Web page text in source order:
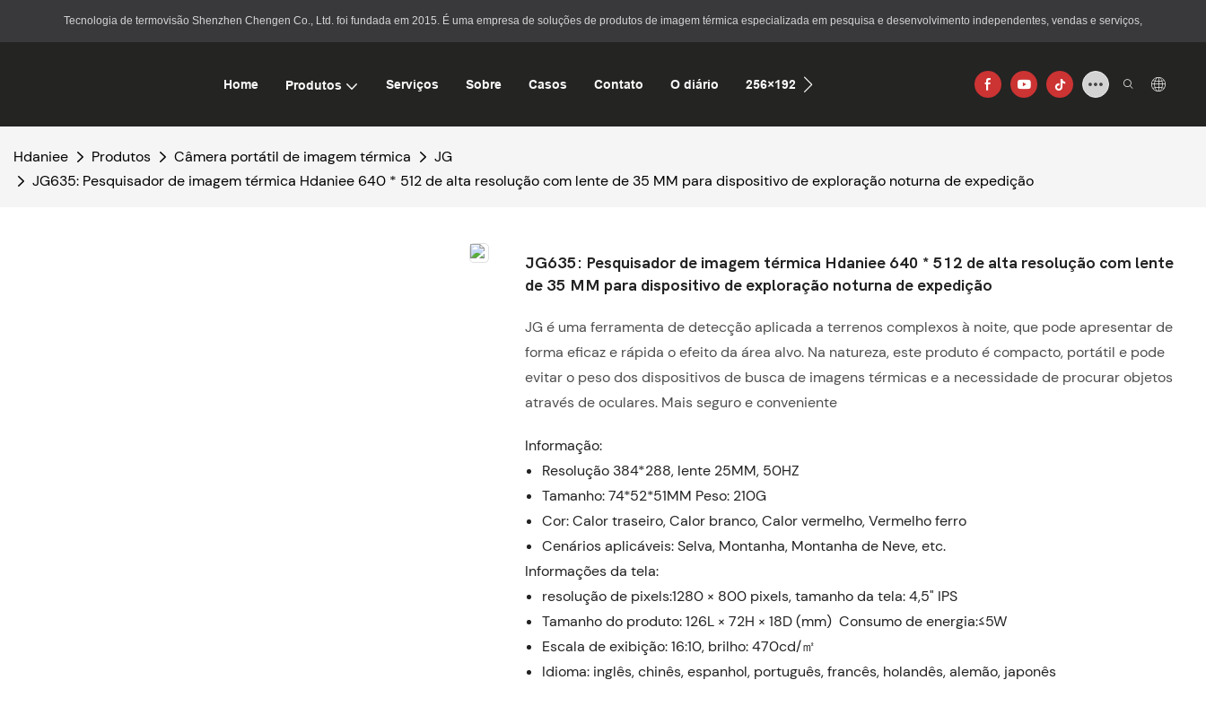
Tecnologia de termovisão Shenzhen Chengen Co., Ltd. foi fundada em 2015. É uma empresa de soluções de produtos de imagem térmica especializada em pesquisa e desenvolvimento independentes, vendas e serviços,
Home Produtos Serviços Sobre Casos Contato O diário 256×192
Hdaniee Produtos Câmera portátil de imagem térmica
JG
JG635: Pesquisador de imagem térmica Hdaniee 640 * 512 de alta resolução com lente de 35 MM para dispositivo de exploração noturna de expedição
JG635: Pesquisador de imagem térmica Hdaniee 640 * 512 de alta resolução com lente
de 35 MM para dispositivo de exploração noturna de expedição
JG é uma ferramenta de detecção aplicada a terrenos complexos à noite, que pode apresentar de
forma eficaz e rápida o efeito da área alvo. Na natureza, este produto é compacto, portátil e pode
evitar o peso dos dispositivos de busca de imagens térmicas e a necessidade de procurar objetos
através de oculares. Mais seguro e conveniente
Informação:
Resolução 384*288, lente 25MM, 50HZ
Tamanho: 74*52*51MM Peso: 210G
Cor: Calor traseiro, Calor branco, Calor vermelho, Vermelho ferro
Cenários aplicáveis: Selva, Montanha, Montanha de Neve, etc.
Informações da tela:
resolução de pixels:1280 × 800 pixels, tamanho da tela: 4,5" IPS
Tamanho do produto: 126L × 72H × 18D (mm) Consumo de energia:≤5W
Escala de exibição: 16:10, brilho: 470cd/㎡
Idioma: inglês, chinês, espanhol, português, francês, holandês, alemão, japonês